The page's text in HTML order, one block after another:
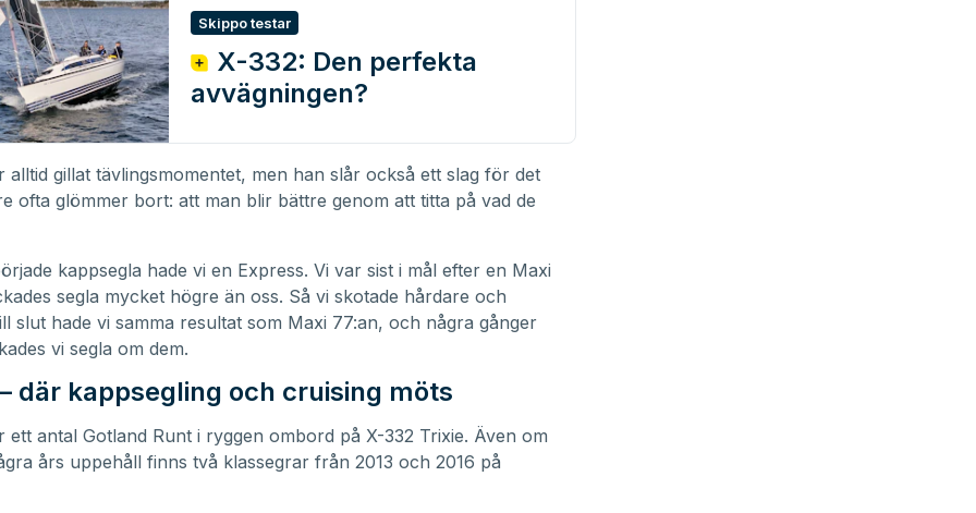
Skippo testar
avvägningen?
alltid gillat tävlingsmomentet, men han slår också ett slag för det
ofta glömmer bort: att man blir bättre genom att titta på vad de
kappsegla hade vi en Express. Vi var sist i mål efter en Maxi
segla mycket högre än oss. Så vi skotade hårdare och
slut hade vi samma resultat som Maxi 77:an, och några gånger
vi segla om dem.
där kappsegling och cruising möts
ett antal Gotland Runt i ryggen ombord på X-332 Trixie. Även om
års uppehåll finns två klassegrar från 2013 och 2016 på